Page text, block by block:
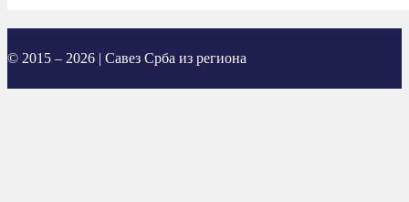
© 2015 – 2026 | Савез Срба из региона